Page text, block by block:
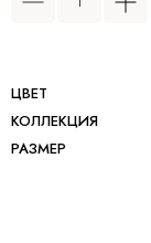
ЦВЕТ
КОЛЛЕКЦИЯ
РАЗМЕР